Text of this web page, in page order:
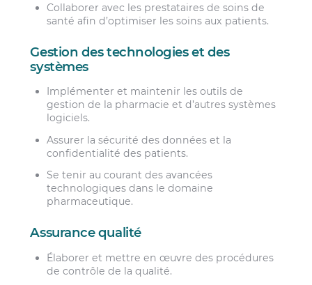
Collaborer avec les prestataires de soins de
santé afin d’optimiser les soins aux patients.
Gestion des technologies et des
systèmes
Implémenter et maintenir les outils de
gestion de la pharmacie et d’autres systèmes
logiciels.
Assurer la sécurité des données et la
confidentialité des patients.
Se tenir au courant des avancées
technologiques dans le domaine
pharmaceutique.
Assurance qualité
Élaborer et mettre en œuvre des procédures
de contrôle de la qualité.